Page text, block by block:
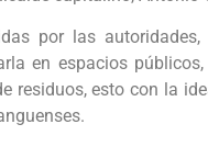
por las
en espacios
residuos, esto con la